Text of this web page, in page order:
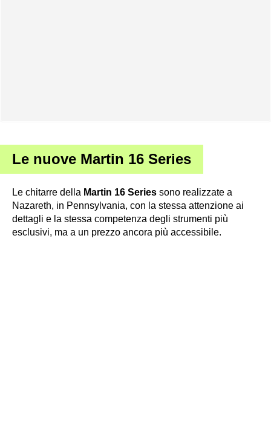
Le nuove Martin 16 Series
Le chitarre della Martin 16 Series sono realizzate a
Nazareth, in Pennsylvania, con la stessa attenzione ai
dettagli e la stessa competenza degli strumenti più
esclusivi, ma a un prezzo ancora più accessibile.